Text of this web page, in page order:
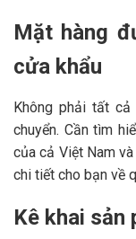
Mặt hàng
cửa khẩu
Không phải tất
chuyển. Cần tìm
của cả Việt Nam
chi tiết cho bạn về
Kê khai sản